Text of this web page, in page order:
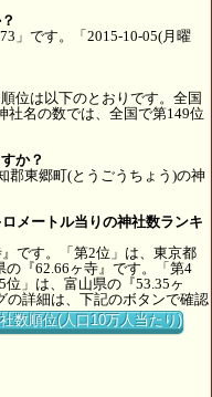
」です。「2015-10-05(月曜
位は以下のとおりです。全国
社名の数では、全国で第149位
か？
郡東郷町(とうごうちょう)の神
メートル当りの神社数ランキ
です。「第2位」は、東京都
『62.66ヶ寺』です。「第4
」は、富山県の『53.35ヶ
の詳細は、下記のボタンで確認
数順位(人口10万人当たり)